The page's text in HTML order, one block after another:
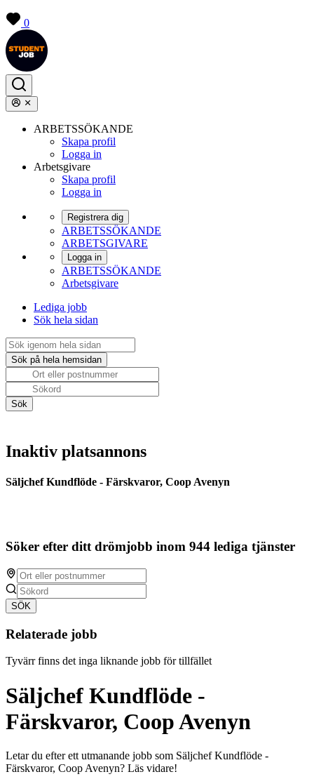
0
ARBETSSÖKANDE
Skapa profil
Logga in
Arbetsgivare
Skapa profil
Logga in
Registrera dig
ARBETSSÖKANDE
ARBETSGIVARE
Logga in
ARBETSSÖKANDE
Arbetsgivare
Lediga jobb
Sök hela sidan
Inaktiv platsannons
Säljchef Kundflöde - Färskvaror, Coop Avenyn
Söker efter ditt drömjobb inom 944 lediga tjänster
SÖK
Relaterade jobb
Tyvärr finns det inga liknande jobb för tillfället
Säljchef Kundflöde -
Färskvaror, Coop Avenyn
Letar du efter ett utmanande jobb som Säljchef Kundflöde -
Färskvaror, Coop Avenyn? Läs vidare!